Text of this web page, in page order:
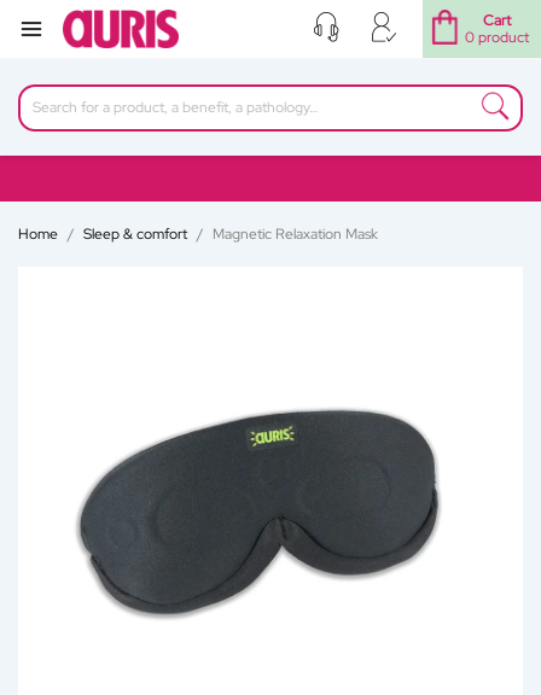
Cart
0 product
Home Sleep & comfort Magnetic Relaxation Mask